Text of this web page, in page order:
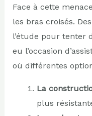
Face à cette
les bras croisés.
l’étude pour tenter
eu l’occasion
où différentes
La
plus